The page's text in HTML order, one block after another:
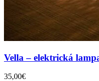
Vella – elektrická
35,00€